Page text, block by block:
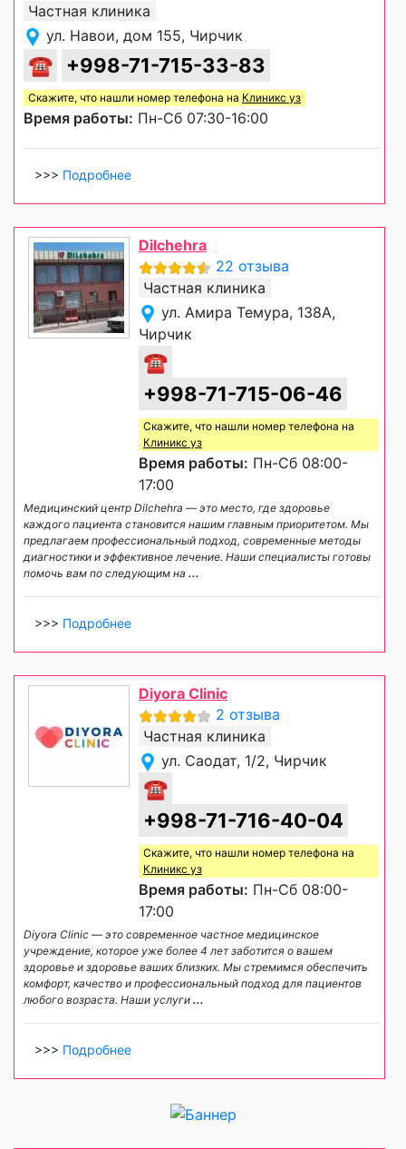
Частная клиника
ул. Навои, дом 155, Чирчик
☎ +998-71-715-33-83
Скажите, что нашли номер телефона на Клиникс уз
Время работы: Пн-Сб 07:30-16:00
>>> Подробнее
Dilchehra
22 отзыва
Частная клиника
ул. Амира Темура, 138A,
Чирчик
☎
+998-71-715-06-46
Скажите, что нашли номер телефона на
Клиникс уз
Время работы: Пн-Сб 08:00-
17:00
Медицинский центр Dilchehra — это место, где здоровье
каждого пациента становится нашим главным приоритетом. Мы
предлагаем профессиональный подход, современные методы
диагностики и эффективное лечение. Наши специалисты готовы
помочь вам по следующим на ...
>>> Подробнее
Diyora Clinic
2 отзыва
Частная клиника
ул. Саодат, 1/2, Чирчик
☎
+998-71-716-40-04
Скажите, что нашли номер телефона на
Клиникс уз
Время работы: Пн-Сб 08:00-
17:00
Diyora Clinic — это современное частное медицинское
учреждение, которое уже более 4 лет заботится о вашем
здоровье и здоровье ваших близких. Мы стремимся обеспечить
комфорт, качество и профессиональный подход для пациентов
любого возраста. Наши услуги ...
>>> Подробнее